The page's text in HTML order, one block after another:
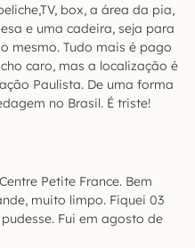
box, a área da pia,
e uma cadeira, seja para
mesmo. Tudo mais é pago
caro, mas a localização é
Paulista. De uma forma
no Brasil. É triste!
Petite France. Bem
muito limpo. Fiquei 03
Fui em agosto de